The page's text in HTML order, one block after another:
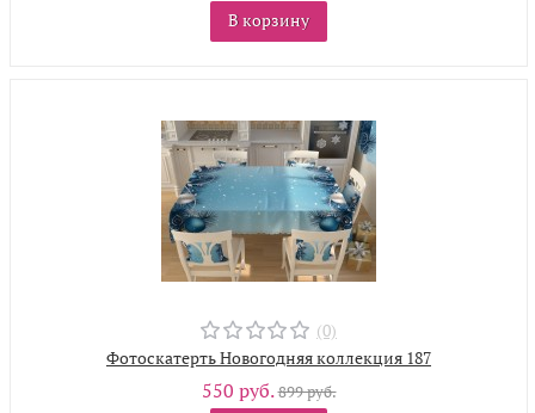
В корзину
(0)
Фотоскатерть Новогодняя коллекция 187
550 руб.899 руб.